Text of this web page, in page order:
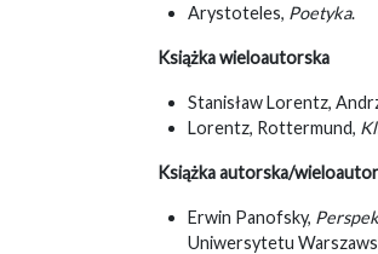
Arystoteles, Poetyka.
Książka wieloautorska
Stanisław Lorentz,
Lorentz, Rottermund,
Książka autorska/
Erwin Panofsky,
Uniwersytetu